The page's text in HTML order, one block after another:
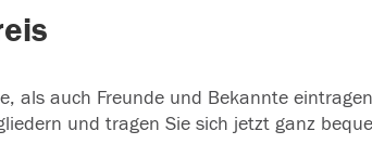
als auch Freunde und Bekannte
und tragen Sie sich jetzt ganz